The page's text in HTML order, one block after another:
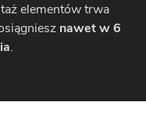
elementów trwa
nawet w 6
.